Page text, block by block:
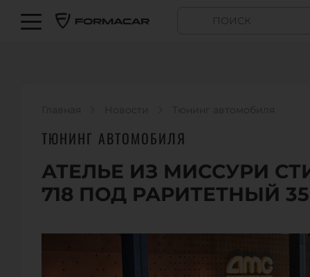
Главная Новости Тюнинг автомобиля
ТЮНИНГ АВТОМОБИЛЯ
АТЕЛЬЕ ИЗ МИССУРИ
718 ПОД РАРИТЕТНЫЙ